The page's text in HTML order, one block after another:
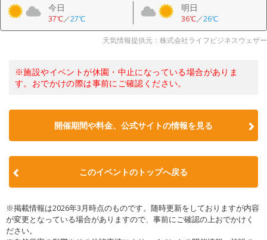
今日
37℃／27℃
明日
36℃／26℃
天気情報提供元：株式会社ライフビジネスウェザー
※施設やイベントが休園・中止になっている場合がありま
す。おでかけの際は事前にご確認ください。
開催期間や料金、公式サイトの情報を見る
このイベントのトップへ戻る
※掲載情報は2026年3月時点のものです。随時更新をしておりますが内容
が変更となっている場合がありますので、事前にご確認の上おでかけく
ださい。